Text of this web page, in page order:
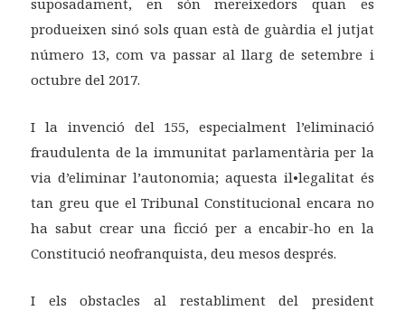
suposadament, en són mereixedors quan es
produeixen sinó sols quan està de guàrdia el jutjat
número 13, com va passar al llarg de setembre i
octubre del 2017.
I la invenció del 155, especialment l’eliminació
fraudulenta de la immunitat parlamentària per la
via d’eliminar l’autonomia; aquesta il•legalitat és
tan greu que el Tribunal Constitucional encara no
ha sabut crear una ficció per a encabir-ho en la
Constitució neofranquista, deu mesos després.
I els obstacles al restabliment del president